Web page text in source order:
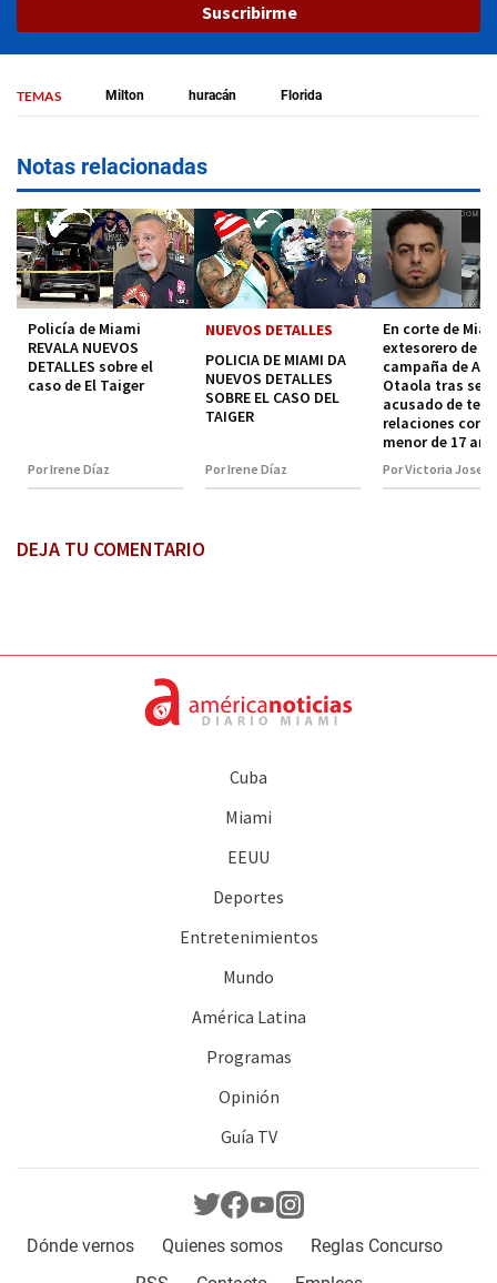
Suscribirme
TEMAS Milton huracán Florida
Notas relacionadas
Policía de Miami
REVALA NUEVOS
DETALLES sobre el
caso de El Taiger
Por Irene Díaz
NUEVOS DETALLES
POLICIA DE MIAMI DA
NUEVOS DETALLES
SOBRE EL CASO DEL
TAIGER
Por Irene Díaz
En corte de
extesorero de
campaña de
Otaola tras ser
acusado de
relaciones con
menor de 17
Por Victoria
DEJA TU COMENTARIO
Cuba
Miami
EEUU
Deportes
Entretenimientos
Mundo
América Latina
Programas
Opinión
Guía TV
Dónde vernos Quienes somos
Reglas Concurso